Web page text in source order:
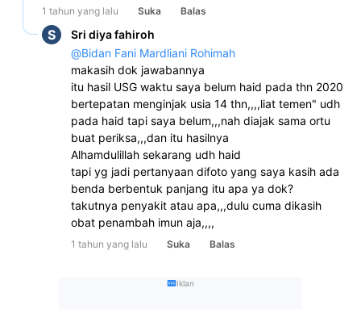
1 tahun yang lalu Suka Balas
S
Sri diya fahiroh
@Bidan Fani Mardliani Rohimah
makasih dok jawabannya
itu hasil USG waktu saya belum haid pada thn 2020
bertepatan menginjak usia 14 thn,,,,liat temen" udh
pada haid tapi saya belum,,,nah diajak sama ortu
buat periksa,,,dan itu hasilnya
Alhamdulillah sekarang udh haid
tapi yg jadi pertanyaan difoto yang saya kasih ada
benda berbentuk panjang itu apa ya dok?
takutnya penyakit atau apa,,,dulu cuma dikasih
obat penambah imun aja,,,,
1 tahun yang lalu Suka Balas
Iklan